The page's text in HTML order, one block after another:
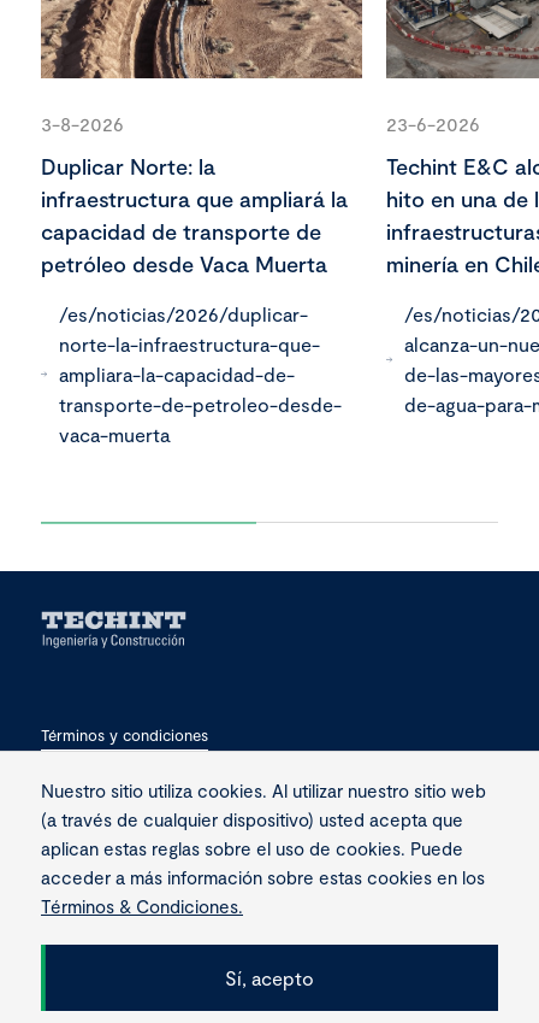
3-8-2026
Duplicar Norte: la
infraestructura que ampliará la
capacidad de transporte de
petróleo desde Vaca Muerta
/es/noticias/2026/duplicar-
norte-la-infraestructura-que-
ampliara-la-capacidad-de-
transporte-de-petroleo-desde-
vaca-muerta
23-6-2026
Techint E&C
hito en una de
minería en
/es/noticias/
alcanza-un-
de-las-
de-agua-
Términos y condiciones
Privacidad
Contacto
Copyright © 2026 Techint. Todos los derechos reservados.
Nuestro sitio utiliza cookies. Al utilizar nuestro sitio web
(a través de cualquier dispositivo) usted acepta que
aplican estas reglas sobre el uso de cookies. Puede
acceder a más información sobre estas cookies en los
Términos & Condiciones.
Sí, acepto